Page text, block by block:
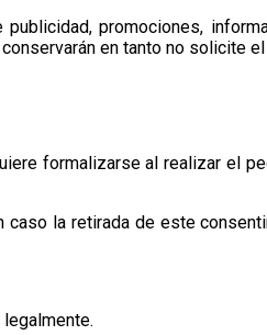
promociones,
en tanto no solicite
formalizarse al realizar el
la retirada de este